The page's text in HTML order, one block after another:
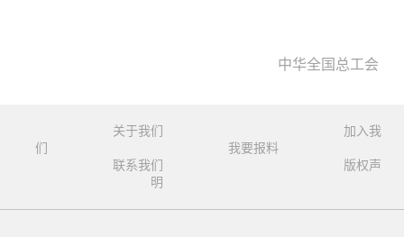
中华全国总工会
关于我们
加入我
们
我要报料
联系我们
版权声
明